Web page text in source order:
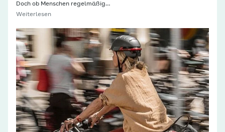
Doch ob Menschen regelmäßig…
Weiterlesen